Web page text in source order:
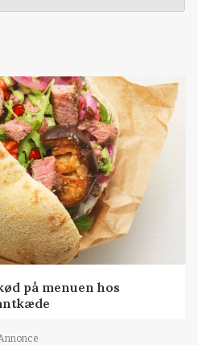
på menuen hos